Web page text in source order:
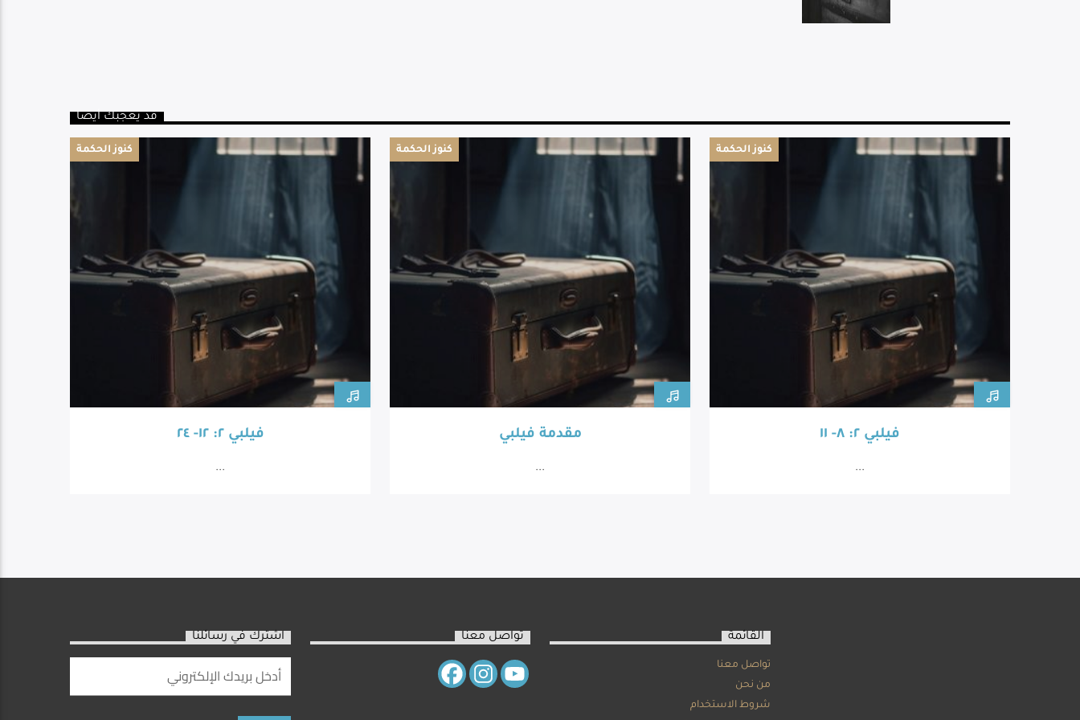
قد يعجبك أيضا
كنوز الحكمة
فيلبي ٢: ١٢- ٢٤
...
كنوز الحكمة
مقدمة فيلبي
...
كنوز الحكمة
فيلبي ٢: ٨- ١١
...
اشترك في رسائلنا تواصل معنا القائمة
تواصل معنا
من نحن
شروط الاستخدام